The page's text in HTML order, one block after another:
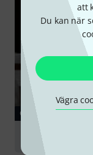
att
Du kan när
Vägra
GUIDE